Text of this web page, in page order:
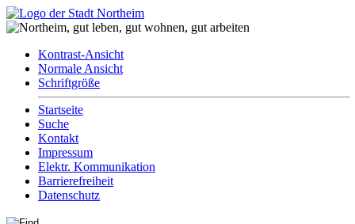
Kontrast-Ansicht
Normale Ansicht
Schriftgröße
Startseite
Suche
Kontakt
Impressum
Elektr. Kommunikation
Barrierefreiheit
Datenschutz